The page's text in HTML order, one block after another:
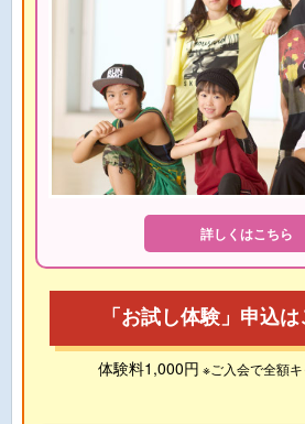
詳しくはこちら
「お試し体験」申込
体験料1,000円 ※ご入会で全額